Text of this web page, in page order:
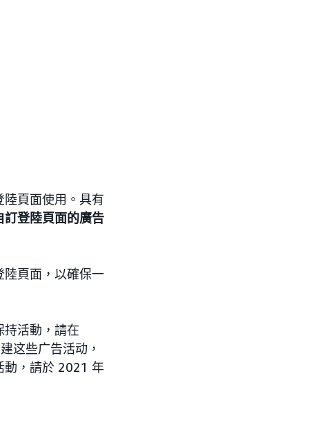
頁面使用。具有
訂登陸頁面的廣告
陸頁面，以確保一
持活動，請在
这些广告活动，
動，請於 2021 年